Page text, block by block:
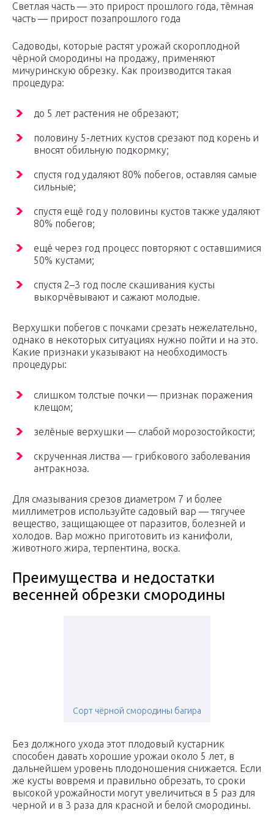
Светлая часть — это прирост прошлого года, тёмная
часть — прирост позапрошлого года
Садоводы, которые растят урожай скороплодной
чёрной смородины на продажу, применяют
мичуринскую обрезку. Как производится такая
процедура:
до 5 лет растения не обрезают;
половину 5-летних кустов срезают под корень и
вносят обильную подкормку;
спустя год удаляют 80% побегов, оставляя самые
сильные;
спустя ещё год у половины кустов также удаляют
80% побегов;
ещё через год процесс повторяют с оставшимися
50% кустами;
спустя 2–3 год после скашивания кусты
выкорчёвывают и сажают молодые.
Верхушки побегов с почками срезать нежелательно,
однако в некоторых ситуациях нужно пойти и на это.
Какие признаки указывают на необходимость
процедуры:
слишком толстые почки — признак поражения
клещом;
зелёные верхушки — слабой морозостойкости;
скрученная листва — грибкового заболевания
антракноза.
Для смазывания срезов диаметром 7 и более
миллиметров используйте садовый вар — тягучее
вещество, защищающее от паразитов, болезней и
холодов. Вар можно приготовить из канифоли,
животного жира, терпентина, воска.
Преимущества и недостатки
весенней обрезки смородины
Сорт чёрной смородины багира
Без должного ухода этот плодовый кустарник
способен давать хорошие урожаи около 5 лет, в
дальнейшем уровень плодоношения снижается. Если
же кусты вовремя и правильно обрезать, то сроки
высокой урожайности могут увеличиться в 5 раз для
черной и в 3 раза для красной и белой смородины.